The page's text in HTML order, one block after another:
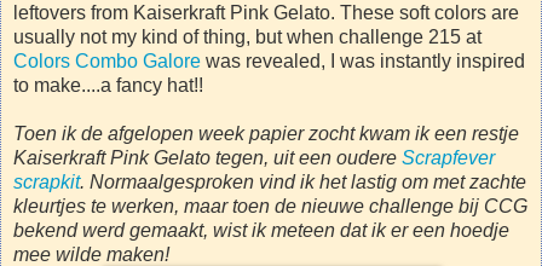
leftovers from Kaiserkraft Pink Gelato. These soft colors are
usually not my kind of thing, but when challenge 215 at
Colors Combo Galore was revealed, I was instantly inspired
to make....a fancy hat!!
Toen ik de afgelopen week papier zocht kwam ik een restje
Kaiserkraft Pink Gelato tegen, uit een oudere Scrapfever
scrapkit. Normaalgesproken vind ik het lastig om met zachte
kleurtjes te werken, maar toen de nieuwe challenge bij CCG
bekend werd gemaakt, wist ik meteen dat ik er een hoedje
mee wilde maken!